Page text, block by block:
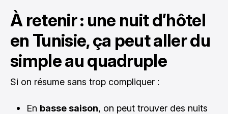
À retenir : une nuit d’hôtel
en Tunisie, ça peut aller du
simple au quadruple
Si on résume sans trop compliquer :
En basse saison, on peut trouver des nuits